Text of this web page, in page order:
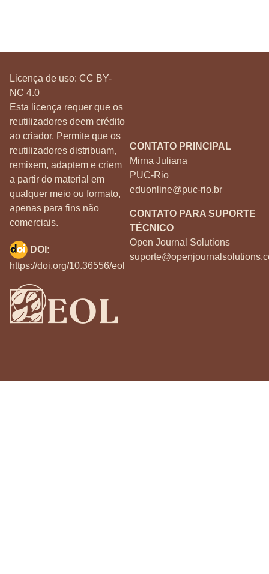
Licença de uso: CC BY-
NC 4.0
Esta licença requer que os
reutilizadores deem crédito
ao criador. Permite que os
reutilizadores distribuam,
remixem, adaptem e criem
a partir do material em
qualquer meio ou formato,
apenas para fins não
comerciais.
CONTATO PRINCIPAL
Mirna Juliana
PUC-Rio
eduonline@puc-rio.br
CONTATO PARA SUPORTE
TÉCNICO
Open Journal Solutions
DOI:
https://doi.org/10.36556/eol